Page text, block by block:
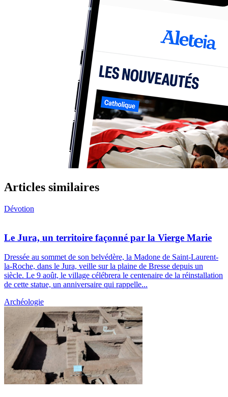
Articles similaires
Dévotion
Le Jura, un territoire façonné par la Vierge Marie
Dressée au sommet de son belvédère, la Madone de Saint-Laurent-
la-Roche, dans le Jura, veille sur la plaine de Bresse depuis un
siècle. Le 9 août, le village célébrera le centenaire de la réinstallation
de cette statue, un anniversaire qui rappelle...
Archéologie